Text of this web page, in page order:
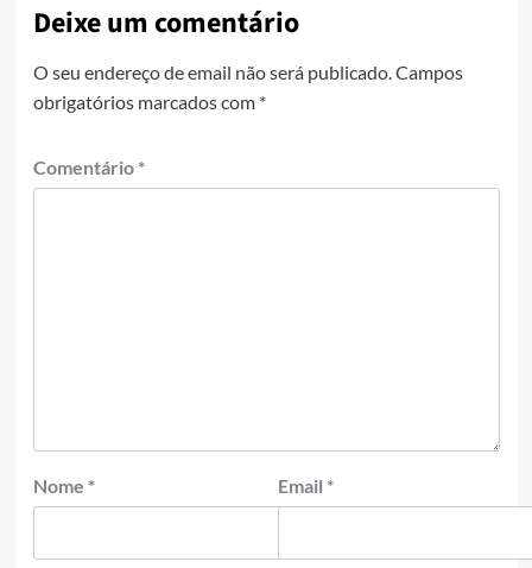
Deixe um comentário
O seu endereço de email não será publicado. Campos
obrigatórios marcados com *
Comentário *
Nome * Email *